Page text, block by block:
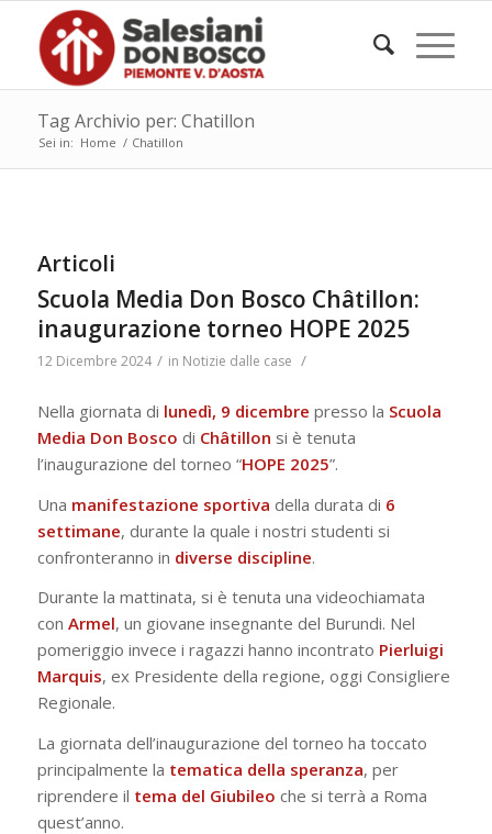
Tag Archivio per: Chatillon
Sei in: Home / Chatillon
Articoli
Scuola Media Don Bosco Châtillon:
inaugurazione torneo HOPE 2025
12 Dicembre 2024 / in Notizie dalle case /
Nella giornata di lunedì, 9 dicembre presso la Scuola
Media Don Bosco di Châtillon si è tenuta
l’inaugurazione del torneo “HOPE 2025”.
Una manifestazione sportiva della durata di 6
settimane, durante la quale i nostri studenti si
confronteranno in diverse discipline.
Durante la mattinata, si è tenuta una videochiamata
con Armel, un giovane insegnante del Burundi. Nel
pomeriggio invece i ragazzi hanno incontrato Pierluigi
Marquis, ex Presidente della regione, oggi Consigliere
Regionale.
La giornata dell’inaugurazione del torneo ha toccato
principalmente la tematica della speranza, per
riprendere il tema del Giubileo che si terrà a Roma
quest’anno.